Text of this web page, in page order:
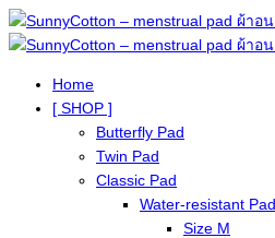
Home
[ SHOP ]
Butterfly Pad
Twin Pad
Classic Pad
Water-resistant
Size M